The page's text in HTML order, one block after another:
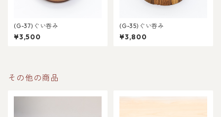
(G-37)ぐい呑み
¥3,500
(G-35)ぐい呑み
¥3,800
その他の商品